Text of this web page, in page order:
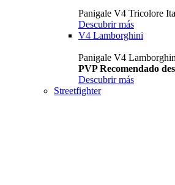
Panigale V4 Tricolore
Descubrir más
V4 Lamborghini
Panigale V4
PVP Recomendado
Descubrir más
Streetfighter